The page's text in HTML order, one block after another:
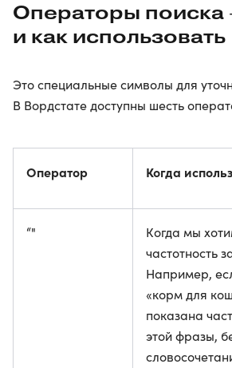
Операторы поиска
и как использовать
Это специальные символы для
В Вордстате доступны шесть
Оператор Когда
“"
Когда мы
частотность
Например,
«корм для
показана
этой фразы,